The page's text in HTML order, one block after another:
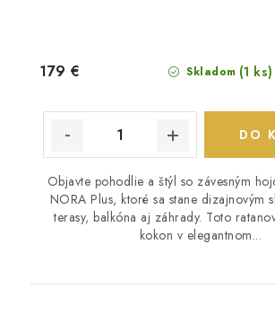
Skladom (1 ks)
179 €
DO
Objavte pohodlie a štýl so závesným
NORA Plus, ktoré sa stane dizajnovým
terasy, balkóna aj záhrady. Toto
kokon v elegantnom...